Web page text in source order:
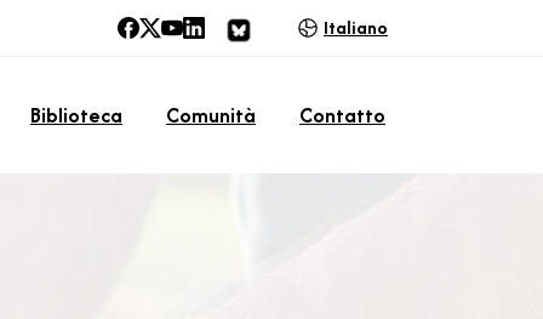
Italiano
Biblioteca Comunità Contatto